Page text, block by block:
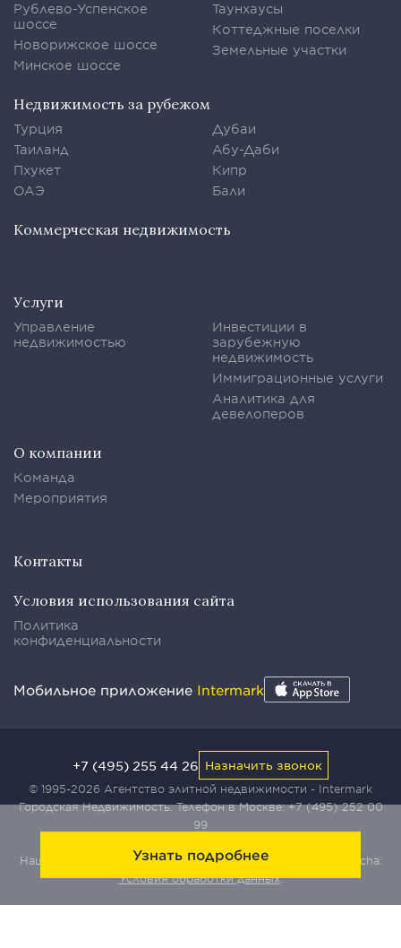
Узнать подробнее
Рублево-Успенское
шоссе
Новорижское шоссе
Минское шоссе
Таунхаусы
Коттеджные поселки
Земельные участки
Недвижимость за рубежом
Турция
Таиланд
Пхукет
ОАЭ
Дубаи
Абу-Даби
Кипр
Бали
Коммерческая недвижимость
Услуги
Управление
недвижимостью
Инвестиции в
зарубежную
недвижимость
Иммиграционные услуги
Аналитика для
девелоперов
О компании
Команда
Мероприятия
Контакты
Условия использования сайта
Политика
конфиденциальности
Мобильное приложение Intermark
© 1995-2026 Агентство элитной недвижимости - Intermark
Городская Недвижимость. Телефон в Москве:+7 (495) 252 00
99
Наш сайт защищен с помощью сервиса Yandex SmartCaptcha:
Условия обработки данных.
+7 (495) 255 44 26 Назначить звонок